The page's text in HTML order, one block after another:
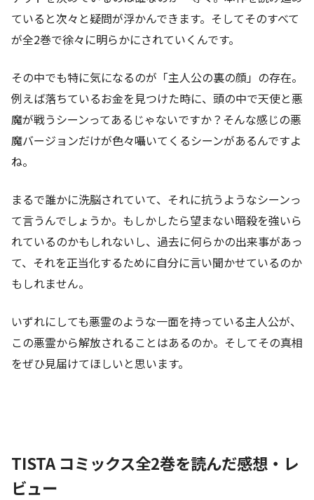
ていると次々と疑問が浮かんできます。そしてそのすべて
が全2巻で徐々に明らかにされていくんです。
その中でも特に気になるのが「主人公の裏の顔」の存在。
例えば落ちているお金を見つけた時に、頭の中で天使と悪
魔が戦うシーンってあるじゃないですか？そんな感じの悪
魔バージョンだけが色々囁いてくるシーンがあるんですよ
ね。
まるで誰かに洗脳されていて、それに抗うようなシーンっ
て言うんでしょうか。もしかしたら望まない暗殺を強いら
れているのかもしれないし、過去に何らかの出来事があっ
て、それを正当化するために自分に言い聞かせているのか
もしれません。
いずれにしても悪霊のような一面を持っている主人公が、
この悪霊から解放されることはあるのか。そしてその真相
をぜひ見届けてほしいと思います。
TISTA コミックス全2巻を読んだ感想・レ
ビュー